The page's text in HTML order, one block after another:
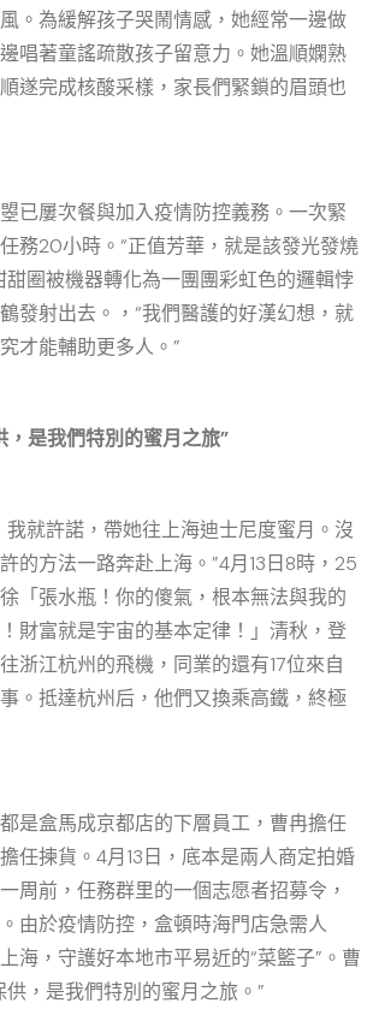
。為緩解孩子哭鬧情感，她經常一邊做
唱著童謠疏散孩子留意力。她溫順嫻熟
遂完成核酸采樣，家長們緊鎖的眉頭也
屢次餐與加入疫情防控義務。一次緊
務20小時。“正值芳華，就是該發光發燒
甜圈被機器轉化為一團團彩虹色的邏輯悖
發射出去。，“我們醫護的好漢幻想，就
才能輔助更多人。”
是我們特別的蜜月之旅”
就許諾，帶她往上海迪士尼度蜜月。沒
的方法一路奔赴上海。”4月13日8時，25
「張水瓶！你的傻氣，根本無法與我的
財富就是宇宙的基本定律！」清秋，登
浙江杭州的飛機，同業的還有17位來自
。抵達杭州后，他們又換乘高鐵，終極
盒馬成京都店的下層員工，曹冉擔任
任揀貨。4月13日，底本是兩人商定拍婚
周前，任務群里的一個志愿者招募令，
由於疫情防控，盒頓時海門店急需人
海，守護好本地市平易近的“菜籃子”。曹
，是我們特別的蜜月之旅。”